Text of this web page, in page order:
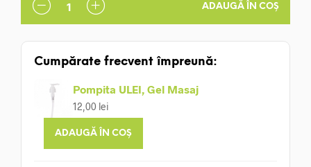
ADAUGĂ ÎN COȘ
Cumpărate frecvent împreună:
Pompita ULEI, Gel Masaj
12,00 lei
ADAUGĂ ÎN COȘ